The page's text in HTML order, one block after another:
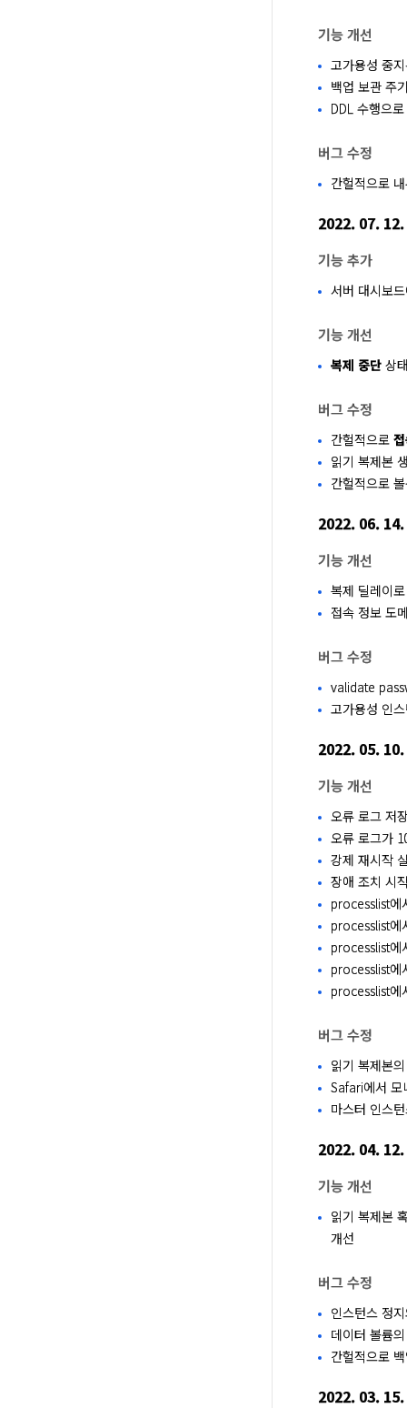
기능 개선
고가용성 중
백업 보관 주
DDL 수행으
버그 수정
간헐적으로
2022. 07. 12.
기능 추가
서버 대시보
기능 개선
복제 중단 상
버그 수정
간헐적으로
읽기 복제본
간헐적으로
2022. 06. 14.
기능 개선
복제 딜레이
접속 정보 도
버그 수정
validate
고가용성 인
2022. 05. 10.
기능 개선
오류 로그 저
오류 로그가
강제 재시작
장애 조치 시
processlist에
processlist에
processlist에
processlist에
processlist에
버그 수정
읽기 복제본
Safari에서 모
마스터 인스
2022. 04. 12.
기능 개선
읽기 복제본
개선
버그 수정
인스턴스 정
데이터 볼륨
간헐적으로
2022. 03. 15.